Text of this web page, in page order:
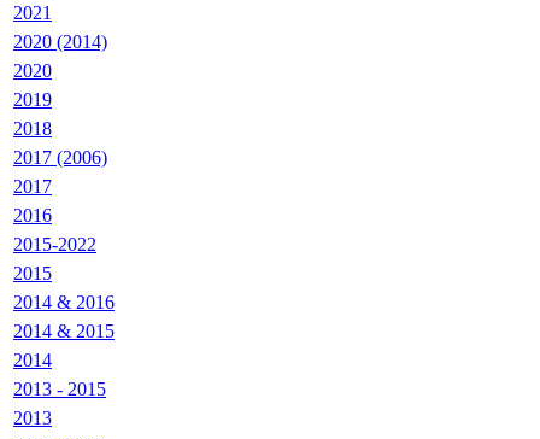
2021
2020 (2014)
2020
2019
2018
2017 (2006)
2017
2016
2015-2022
2015
2014 & 2016
2014 & 2015
2014
2013 - 2015
2013